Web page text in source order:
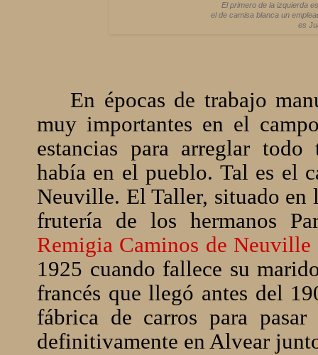
El primero de la izquierda
el de camisa blanca un
es
En épocas de trabajo
muy importantes en el
estancias para arreglar
había en el pueblo. Tal es el
Neuville. El Taller, situado en
frutería de los hermanos
Remigia Caminos de Neuville
1925 cuando fallece su
francés que llegó antes del
fábrica de carros para
definitivamente en Alvear